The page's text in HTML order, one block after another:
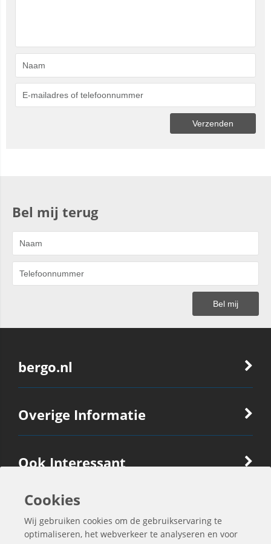
Bel mij terug
bergo.nl
Overige Informatie
Ook Interessant
Contactgegevens
Cookies
Wij gebruiken cookies om de gebruikservaring te
optimaliseren, het webverkeer te analyseren en voor